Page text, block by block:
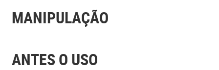
MANIPULAÇÃO
ANTES O USO